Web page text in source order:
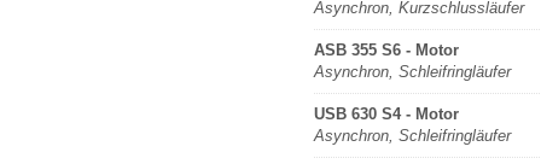
Asynchron, Kurzschlussläufer
ASB 355 S6 - Motor
Asynchron, Schleifringläufer
USB 630 S4 - Motor
Asynchron, Schleifringläufer